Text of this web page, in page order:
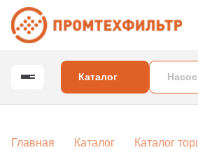
Каталог
Главная Каталог Каталог